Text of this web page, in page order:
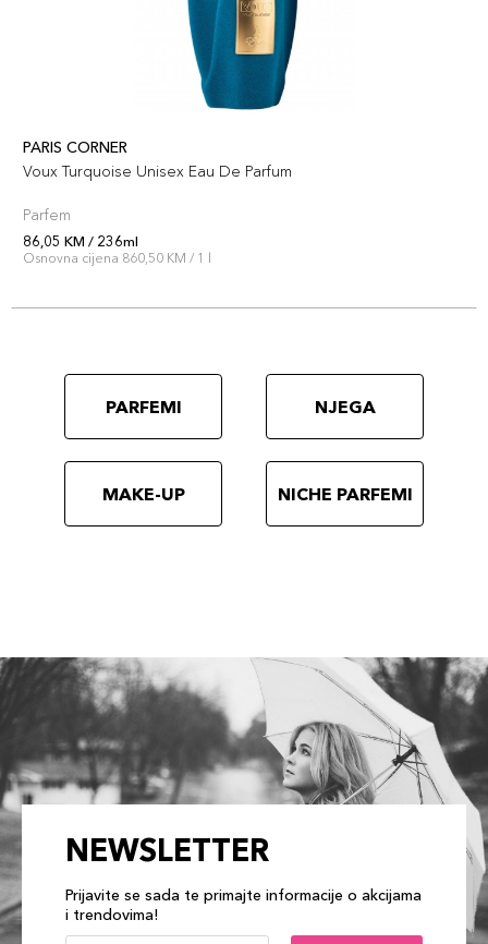
PARIS CORNER
Voux Turquoise Unisex Eau De Parfum
Parfem
86,05 KM / 236ml
Osnovna cijena 860,50 KM / 1 l
PARFEMI NJEGA
MAKE-UP NICHE PARFEMI
NEWSLETTER
Prijavite se sada te primajte informacije o akcijama
i trendovima!